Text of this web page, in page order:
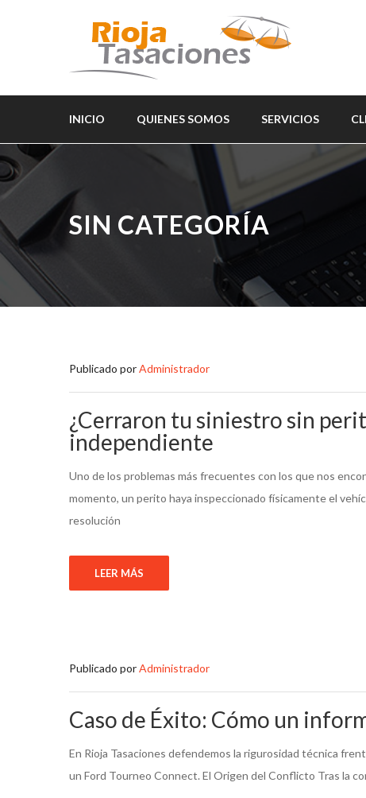
INICIO QUIENES SOMOS SERVICIOS
SIN CATEGORÍA
Publicado porAdministrador
¿Cerraron tu siniestro sin
independiente
Uno de los problemas más frecuentes con los que nos
momento, un perito haya inspeccionado físicamente el
resolución
LEER MÁS
Publicado porAdministrador
Caso de Éxito: Cómo un
En Rioja Tasaciones defendemos la rigurosidad técnica
un Ford Tourneo Connect. El Origen del Conflicto Tras la